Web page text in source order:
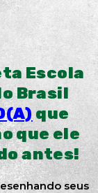
Escola
Brasil
que
que ele
antes!
seus